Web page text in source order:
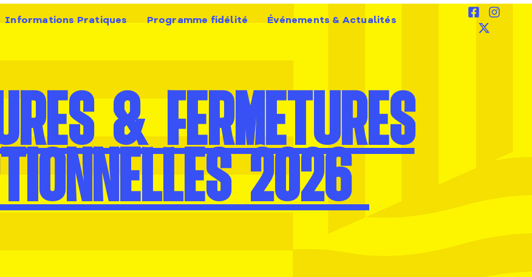
Informations Pratiques Programme fidélité Événements & Actualités
& FERMETURES
2026